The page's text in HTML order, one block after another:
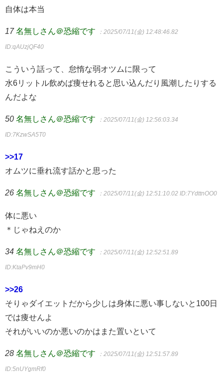
自体は本当
17 名無しさん＠恐縮です ：2025/07/11(金) 12:48:46.82
ID:qAUzjQF40
こういう話って、怠惰な弱オツムに限って
水6リットル飲めば痩せれると思い込んだり風潮したりする
んだよな
50 名無しさん＠恐縮です ：2025/07/11(金) 12:56:03.34
ID:7KzwSA5T0
>>17
オムツに垂れ流す話かと思った
26 名無しさん＠恐縮です ：2025/07/11(金) 12:51:10.02 ID:7YdttnOO0
体に悪い
＊じゃねえのか
34 名無しさん＠恐縮です ：2025/07/11(金) 12:52:51.89
ID:KtaPv9mH0
>>26
そりゃダイエットだから少しは身体に悪い事しないと100日
では痩せんよ
それがいいのか悪いのかはまた置いといて
28 名無しさん＠恐縮です ：2025/07/11(金) 12:51:57.89
ID:5nUYgmRf0